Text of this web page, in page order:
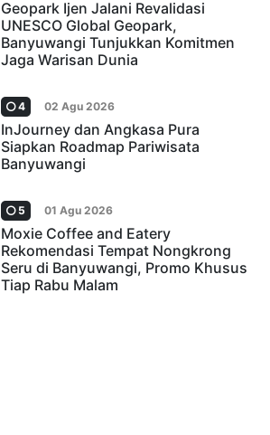
Geopark Ijen Jalani Revalidasi
UNESCO Global Geopark,
Banyuwangi Tunjukkan Komitmen
Jaga Warisan Dunia
4 02 Agu 2026
InJourney dan Angkasa Pura
Siapkan Roadmap Pariwisata
Banyuwangi
5 01 Agu 2026
Moxie Coffee and Eatery
Rekomendasi Tempat Nongkrong
Seru di Banyuwangi, Promo Khusus
Tiap Rabu Malam